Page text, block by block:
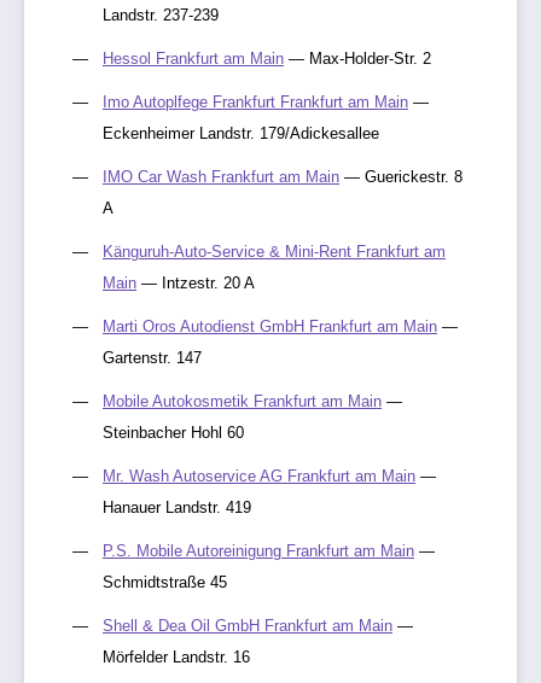
Landstr. 237-239
Hessol Frankfurt am Main — Max-Holder-Str. 2
Imo Autoplfege Frankfurt Frankfurt am Main —
Eckenheimer Landstr. 179/Adickesallee
IMO Car Wash Frankfurt am Main — Guerickestr. 8
A
Känguruh-Auto-Service & Mini-Rent Frankfurt am
Main — Intzestr. 20 A
Marti Oros Autodienst GmbH Frankfurt am Main —
Gartenstr. 147
Mobile Autokosmetik Frankfurt am Main —
Steinbacher Hohl 60
Mr. Wash Autoservice AG Frankfurt am Main —
Hanauer Landstr. 419
P.S. Mobile Autoreinigung Frankfurt am Main —
Schmidtstraße 45
Shell & Dea Oil GmbH Frankfurt am Main —
Mörfelder Landstr. 16